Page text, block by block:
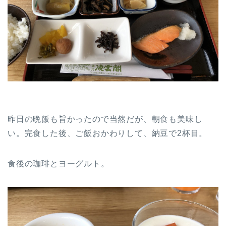
昨日の晩飯も旨かったので当然だが、朝食も美味し
い。完食した後、ご飯おかわりして、納豆で2杯目。
食後の珈琲とヨーグルト。